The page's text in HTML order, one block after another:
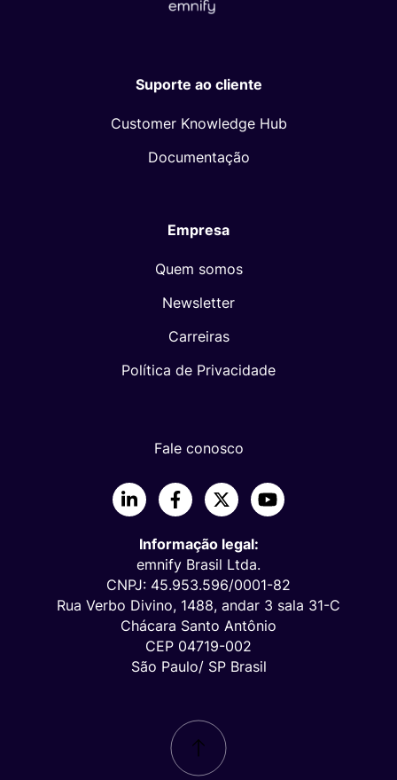
Suporte ao cliente
Customer Knowledge Hub
Documentação
Empresa
Quem somos
Newsletter
Carreiras
Política de Privacidade
Fale conosco
LinkedInFacebook X YouTube
Informação legal:
emnify Brasil Ltda.
CNPJ: 45.953.596/0001-82
Rua Verbo Divino, 1488, andar 3 sala 31-C
Chácara Santo Antônio
CEP 04719-002
São Paulo/ SP Brasil